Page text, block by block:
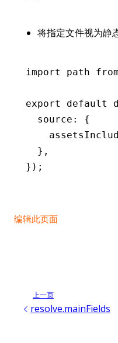
将指定文件视为静
import path from
export default
  source
:
{
  }
,
});
编辑此页面
上一页
resolve.mainFields